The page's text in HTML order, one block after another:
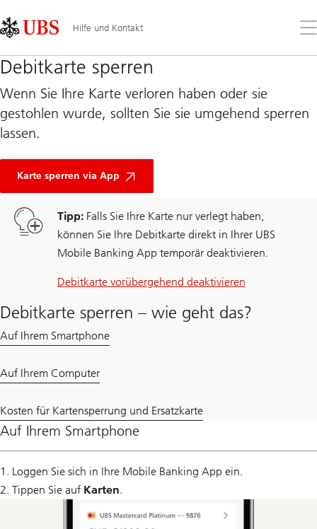
Links
Area
Hilfe und Kontakt
Sie
Debitkarte sperren
Wenn Sie Ihre Karte verloren haben oder sie
gestohlen wurde, sollten Sie sie umgehend sperren
lassen.
Karte sperren via App
Tipp:Falls Sie Ihre Karte nur verlegt haben,
können Sie Ihre Debitkarte direkt in Ihrer UBS
Mobile Banking App temporär deaktivieren.
Debitkarte vorübergehend deaktivieren
Debitkarte sperren – wie geht das?
Auf Ihrem Smartphone
Auf Ihrem Computer
Kosten für Kartensperrung und Ersatzkarte
Auf Ihrem Smartphone
1. Loggen Sie sich in Ihre Mobile Banking App ein.
2. Tippen Sie auf Karten.